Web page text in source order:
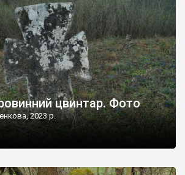
цвинтар. Фото
2023 р.